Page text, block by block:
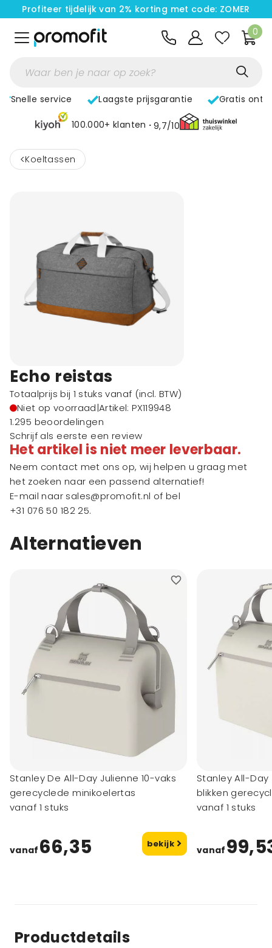
Profiteer tijdelijk van 2% korting met code: ZOMER
0
Snelle service Laagste prijsgarantie Gratis
100.000+ klanten 9,7/10
< Koeltassen
Echo reistas
Totaalprijs bij 1 stuks vanaf (incl. BTW)
Niet op voorraad|Artikel: PX119948
1.295 beoordelingen
Schrijf als eerste een review
Het artikel is niet meer leverbaar.
Neem contact met ons op, wij helpen u graag met
het zoeken naar een passend alternatief!
E-mail naar sales@promofit.nl of bel
+31 076 50 182 25.
Alternatieven
Stanley De All-Day Julienne 10-vaks
gerecyclede minikoelertas
vanaf 1 stuks
vanaf 66,35 bekijk
Stanley All-Day
blikken
vanaf 1 stuks
vanaf
Productdetails